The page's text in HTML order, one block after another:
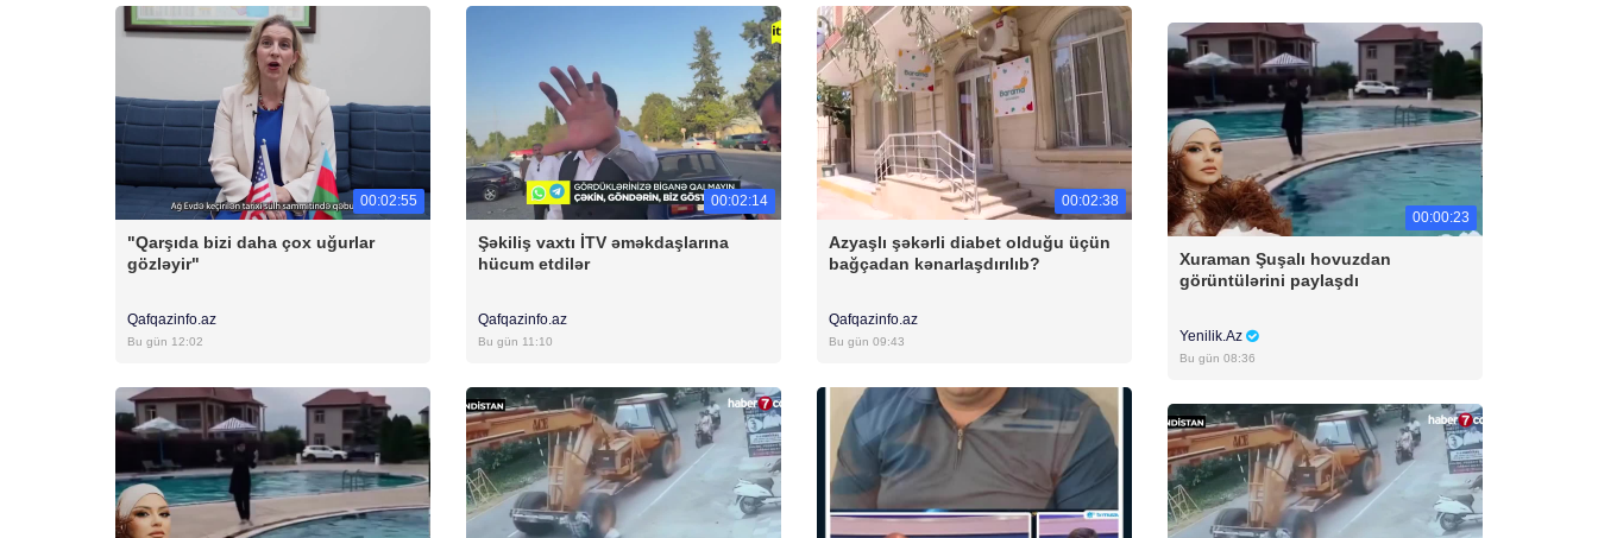
00:02:55
"Qarşıda bizi daha çox uğurlar
gözləyir"
Qafqazinfo.az
Bu gün 12:02
00:02:14
Şəkiliş vaxtı İTV əməkdaşlarına
hücum etdilər
Qafqazinfo.az
Bu gün 11:10
00:02:38
Azyaşlı şəkərli diabet olduğu üçün
bağçadan kənarlaşdırılıb?
Qafqazinfo.az
Bu gün 09:43
00:00:23
Xuraman Şuşalı hovuzdan
görüntülərini paylaşdı
Yenilik.Az
Bu gün 08:36